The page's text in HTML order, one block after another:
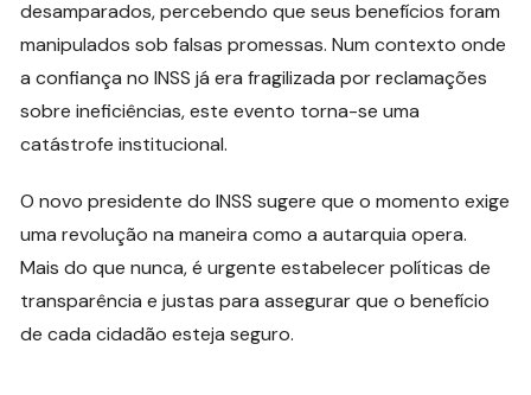
desamparados, percebendo que seus benefícios foram
manipulados sob falsas promessas. Num contexto onde
a confiança no INSS já era fragilizada por reclamações
sobre ineficiências, este evento torna-se uma
catástrofe institucional.
O novo presidente do INSS sugere que o momento exige
uma revolução na maneira como a autarquia opera.
Mais do que nunca, é urgente estabelecer políticas de
transparência e justas para assegurar que o benefício
de cada cidadão esteja seguro.